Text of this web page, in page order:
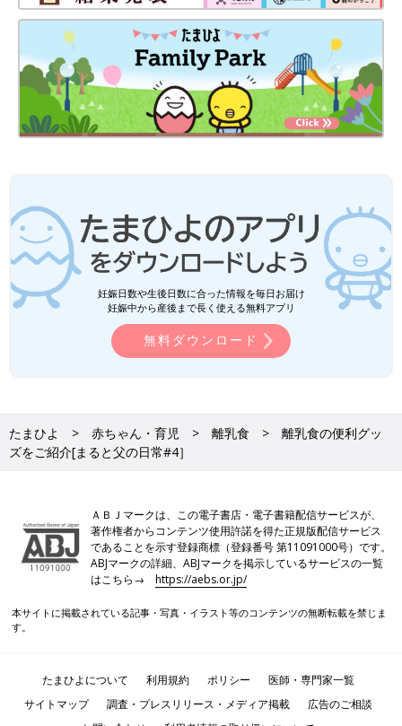
●再生数の少ないYoutube
しゅうくりコミック
前の話
息子と初めての帰省
中に緊急事態発生[ま
ると父の日常#3］
一覧
次の話
子どもと大人の体感時
間の違い[まると父の日
常#5］
妊娠日数や生後日数に合った情報を毎日お届け
妊娠中から産後まで長く使える無料アプリ
無料ダウンロード
たまひよ 赤ちゃん・育児 離乳食
離乳食の便利グッ
ズをご紹介[まると父の日常#4］
ＡＢＪマークは、この電子書店・電子書籍配信サービスが、
著作権者からコンテンツ使用許諾を得た正規版配信サービス
であることを示す登録商標（登録番号 第11091000号）です。
ABJマークの詳細、ABJマークを掲示しているサービスの一覧
はこちら→https://aebs.or.jp/
本サイトに掲載されている記事・写真・イラスト等のコンテンツの無断転載を禁じま
す。
たまひよについて 利用規約 ポリシー
医師・専門家一覧
サイトマップ
調査・プレスリリース・メディア掲載
広告のご相談